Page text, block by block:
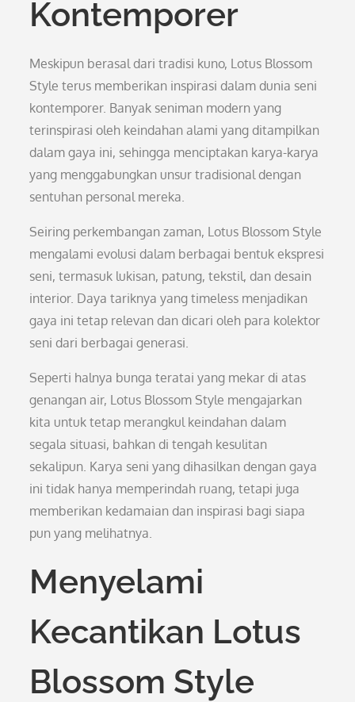
Kontemporer
Meskipun berasal dari tradisi kuno, Lotus Blossom
Style terus memberikan inspirasi dalam dunia seni
kontemporer. Banyak seniman modern yang
terinspirasi oleh keindahan alami yang ditampilkan
dalam gaya ini, sehingga menciptakan karya-karya
yang menggabungkan unsur tradisional dengan
sentuhan personal mereka.
Seiring perkembangan zaman, Lotus Blossom Style
mengalami evolusi dalam berbagai bentuk ekspresi
seni, termasuk lukisan, patung, tekstil, dan desain
interior. Daya tariknya yang timeless menjadikan
gaya ini tetap relevan dan dicari oleh para kolektor
seni dari berbagai generasi.
Seperti halnya bunga teratai yang mekar di atas
genangan air, Lotus Blossom Style mengajarkan
kita untuk tetap merangkul keindahan dalam
segala situasi, bahkan di tengah kesulitan
sekalipun. Karya seni yang dihasilkan dengan gaya
ini tidak hanya memperindah ruang, tetapi juga
memberikan kedamaian dan inspirasi bagi siapa
pun yang melihatnya.
Menyelami
Kecantikan Lotus
Blossom Style